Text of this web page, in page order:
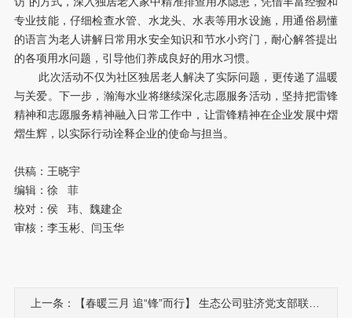
专业技能，仔细检查水管、水龙头、水表等用水设施，用通俗易懂
的语言为老人讲解日常用水安全知识和节水小窍门，耐心解答提出
的各项用水问题，引导他们养成良好的用水习惯。
此次活动不仅为社区独居老人解决了实际问题，更传递了温暖
与关爱。下一步，瀚海水业将继续深化志愿服务活动，坚持把雷锋
精神和志愿服务精神融入日常工作中，让雷锋精神在企业发展中熠
熠生辉，以实际行动诠释企业的使命与担当。
供稿： 王晓宇
编辑：徐 菲
校对：侯 玮、魏建企
审核：李玉彬、闫玉华